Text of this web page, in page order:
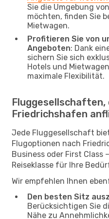
Sie die Umgebung
möchten, finden Sie
Mietwagen.
Profitieren Sie von
Angeboten: Dank
sichern Sie sich
Hotels und
maximale Flexibilität.
Friedrichshafen
Jede Fluggesellschaft
Flugoptionen nach
Business oder First Class
Reiseklasse für Ihre
Wir empfehlen Ihnen
Den besten Sitz
Berücksichtigen Sie
Nähe zu